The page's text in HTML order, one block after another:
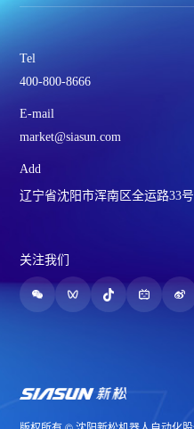
Tel
400-800-8666
E-mail
market@siasun.com
Add
辽宁省沈阳市浑南区全运路33号
关注我们